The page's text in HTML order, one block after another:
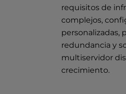
requisitos de
complejos,
personalizadas,
redundancia y
multiservidor
crecimiento.